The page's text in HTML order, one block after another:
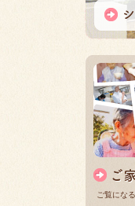
ご覧にな